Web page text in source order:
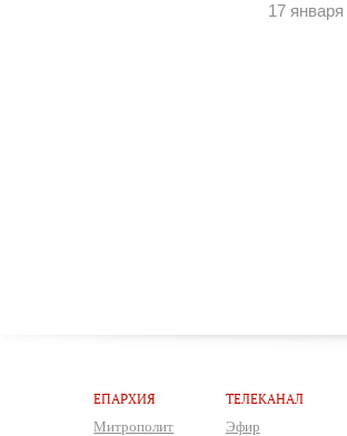
17 января
ЕПАРХИЯ
Митрополит
ТЕЛЕКАНАЛ
Эфир